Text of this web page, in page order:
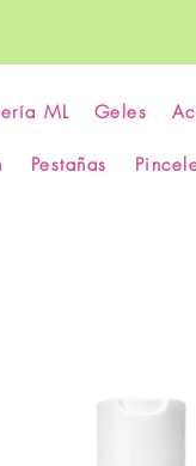
ML Geles
Pestañas